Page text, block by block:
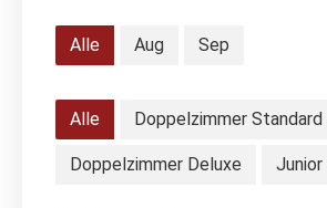
Alle Aug Sep
Alle Doppelzimmer Standard
Doppelzimmer Deluxe